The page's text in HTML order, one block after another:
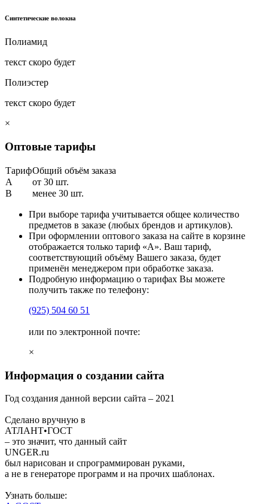
Синтетические волокна
Полиамид
текст скоро будет
Полиэстер
текст скоро будет
×
Оптовые тарифы
ТарифОбщий объём заказа
A
от 30 шт.
B
менее 30 шт.
При выборе тарифа учитывается общее количество
предметов в заказе (любых брендов и артикулов).
При оформлении оптового заказа на сайте в корзине
отображается только тариф «А». Ваш тариф,
соответствующий объёму Вашего заказа, будет
применён менеджером при обработке заказа.
Подробную информацию о тарифах Вы можете
получить также по телефону:
(925) 504 60 51
или по электронной почте:
×
Информация о создании сайта
Год создания данной версии сайта – 2021
Сделано вручную в
АТЛАНТ•ГОСТ
– это значит, что данный сайт
UNGER.ru
был нарисован и спрограммирован руками,
а не в генераторе программ и на прочих шаблонах.
Узнать больше: